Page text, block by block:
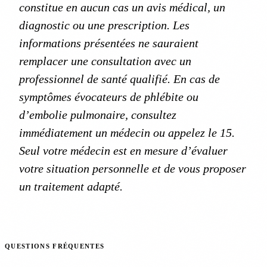
constitue en aucun cas un avis médical, un
diagnostic ou une prescription. Les
informations présentées ne sauraient
remplacer une consultation avec un
professionnel de santé qualifié. En cas de
symptômes évocateurs de phlébite ou
d’embolie pulmonaire, consultez
immédiatement un médecin ou appelez le 15.
Seul votre médecin est en mesure d’évaluer
votre situation personnelle et de vous proposer
un traitement adapté.
QUESTIONS FRÉQUENTES